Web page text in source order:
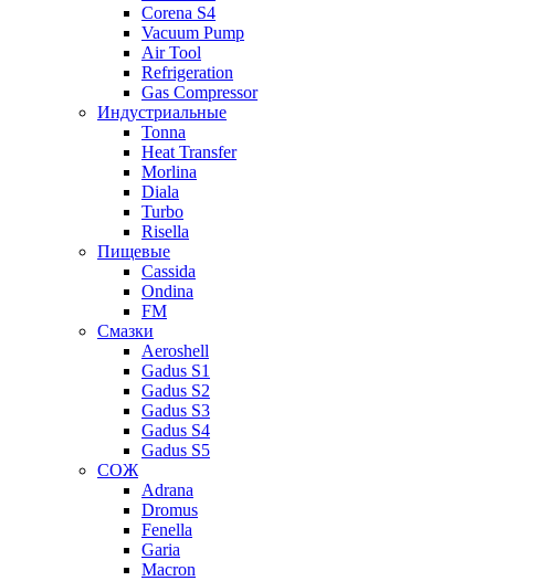
Corena S4
Vacuum Pump
Air Tool
Refrigeration
Gas Compressor
Индустриальные
Tonna
Heat Transfer
Morlina
Diala
Turbo
Risella
Пищевые
Cassida
Ondina
FM
Смазки
Aeroshell
Gadus S1
Gadus S2
Gadus S3
Gadus S4
Gadus S5
СОЖ
Adrana
Dromus
Fenella
Garia
Macron